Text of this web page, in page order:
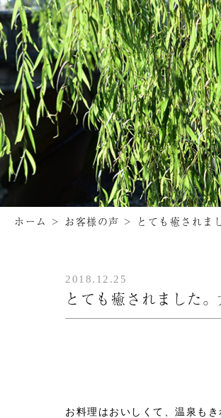
ホーム > お客様の声 > とても癒されま
2018.12.25
とても癒されました
お料理はおいしくて、温泉も